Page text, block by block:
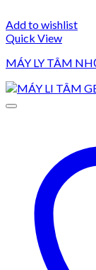
Add to wishlist
Quick View
MÁY LY TÂM